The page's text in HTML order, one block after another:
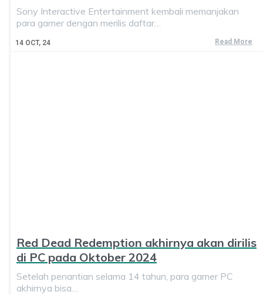
14 OCT, 24
Sony Interactive Entertainment kembali memanjakan
para gamer dengan merilis daftar…
Read More
Red Dead Redemption akhirnya akan dirilis
di PC pada Oktober 2024
Setelah penantian selama 14 tahun, para gamer PC
akhirnya bisa…